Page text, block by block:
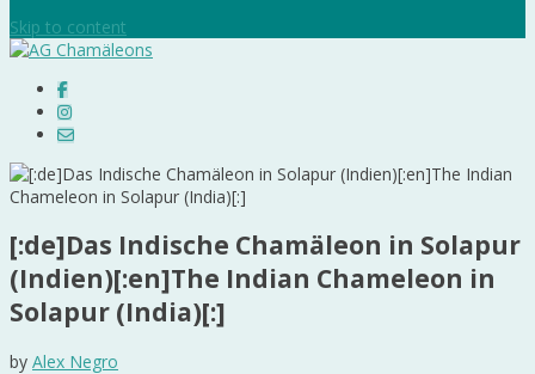
Skip to content
[:de]Das Indische Chamäleon in Solapur
(Indien)[:en]The Indian Chameleon in
Solapur (India)[:]
by Alex Negro